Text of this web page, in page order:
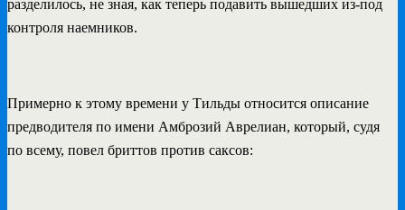
разделилось, не зная, как теперь подавить вышедших из-под
контроля наемников.
Примерно к этому времени у Тильды относится описание
предводителя по имени Амброзий Аврелиан, который, судя
по всему, повел бриттов против саксов: